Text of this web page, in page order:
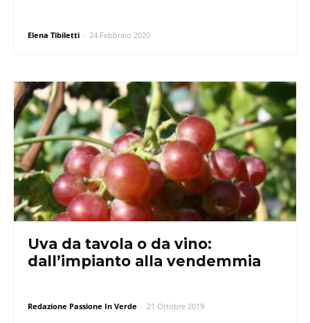
Elena Tibiletti - 24 Febbraio 2020
Uva da tavola o da vino:
dall’impianto alla vendemmia
Redazione Passione In Verde - 21 Ottobre 2019